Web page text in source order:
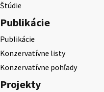
Štúdie
Publikácie
Publikácie
Konzervatívne listy
Konzervatívne pohľady
Projekty